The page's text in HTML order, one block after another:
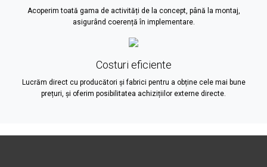
Acoperim toată gama de activități de la concept, până la montaj,
asigurând coerență în implementare.
Costuri eficiente
Lucrăm direct cu producători și fabrici pentru a obține cele mai bune
prețuri, și oferim posibilitatea achizițiilor externe directe.